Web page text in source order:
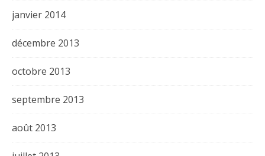
janvier 2014
décembre 2013
octobre 2013
septembre 2013
août 2013